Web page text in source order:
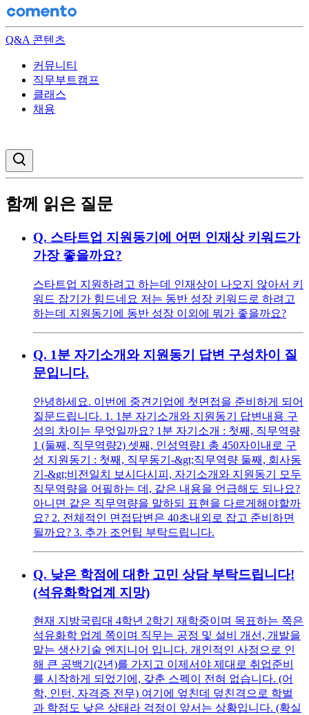
Q&A 콘텐츠
커뮤니티
직무부트캠프
클래스
채용
함께 읽은 질문
Q. 스타트업 지원동기에 어떤 인재상 키워드가
가장 좋을까요?
스타트업 지원하려고 하는데 인재상이 나오지 않아서 키
워드 잡기가 힘드네요 저는 동반 성장 키워드로 하려고
하는데 지원동기에 동반 성장 이외에 뭐가 좋을까요?
Q. 1분 자기소개와 지원동기 답변 구성차이 질
문입니다.
안녕하세요. 이번에 중견기업에 첫면접을 준비하게 되어
질문드립니다. 1. 1분 자기소개와 지원동기 답변내용 구
성의 차이는 무엇일까요? 1분 자기소개 : 첫째, 직무역량
1 (둘째, 직무역량2) 셋째, 인성역량1 총 450자이내로 구
성 지원동기 : 첫째, 직무동기-&gt;직무역량 둘째, 회사동
기-&gt;비전일치 보시다시피, 자기소개와 지원동기 모두
직무역량을 어필하는 데, 같은 내용을 언급해도 되나요?
아니면 같은 직무역량을 말하되 표현을 다르게해야할까
요? 2. 전체적인 면접답변은 40초내외로 잡고 준비하면
될까요? 3. 추가 조언팁 부탁드립니다.
Q. 낮은 학점에 대한 고민 상담 부탁드립니다!
(석유화학업계 지망)
현재 지방국립대 4학년 2학기 재학중이며 목표하는 쪽은
석유화학 업계 쪽이며 직무는 공정 및 설비 개선, 개발을
맡는 생산기술 엔지니어 입니다. 개인적인 사정으로 인
해 큰 공백기(2년)를 가지고 이제서야 제대로 취업준비
를 시작하게 되었기에, 갖춘 스펙이 전혀 없습니다. (어
학, 인턴, 자격증 전무) 여기에 엎친데 덮친격으로 학벌
과 학점도 낮은 상태라 걱정이 앞서는 상황입니다. (확실